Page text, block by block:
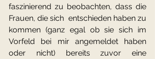
faszinierend zu beobachten, dass die
Frauen, die sich  entschieden haben zu
kommen (ganz egal ob sie sich im
Vorfeld bei mir angemeldet haben
oder nicht) bereits zuvor eine